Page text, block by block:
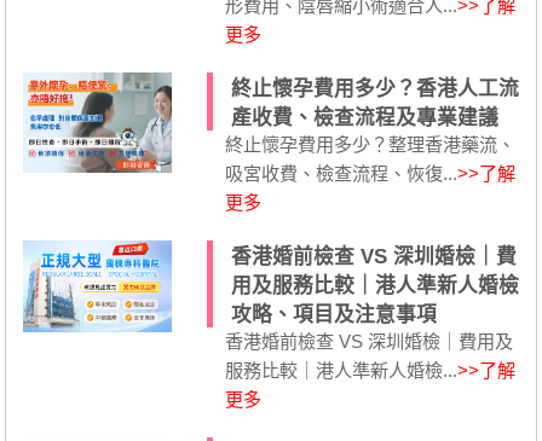
形費用、陰唇縮小術適合人...>>了解
更多
終止懷孕費用多少？香港人工流
產收費、檢查流程及專業建議
終止懷孕費用多少？整理香港藥流、
吸宮收費、檢查流程、恢復...>>了解
更多
香港婚前檢查 VS 深圳婚檢｜費
用及服務比較｜港人準新人婚檢
攻略、項目及注意事項
香港婚前檢查 VS 深圳婚檢｜費用及
服務比較｜港人準新人婚檢...>>了解
更多